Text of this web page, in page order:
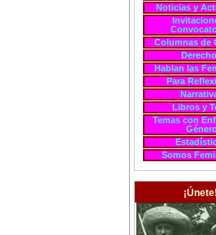
Noticias y
Columnas de
Hablan las
Para
Libros y
Temas con
Somos
¡Únete!